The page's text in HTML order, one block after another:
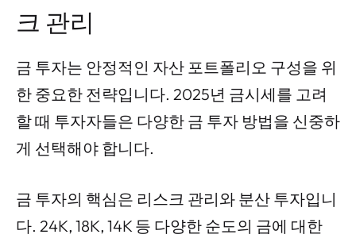
크 관리
금 투자는 안정적인 자산 포트폴리오 구성을 위
한 중요한 전략입니다. 2025년 금시세를 고려
할 때 투자자들은 다양한 금 투자 방법을 신중하
게 선택해야 합니다.
금 투자의 핵심은 리스크 관리와 분산 투자입니
다. 24K, 18K, 14K 등 다양한 순도의 금에 대한